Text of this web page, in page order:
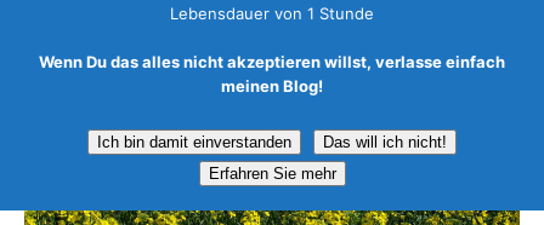
Lebensdauer von 1 Stunde
Wenn Du das alles nicht akzeptieren willst, verlasse einfach
meinen Blog!
Ich bin damit einverstanden
Das will ich nicht!
Erfahren Sie mehr